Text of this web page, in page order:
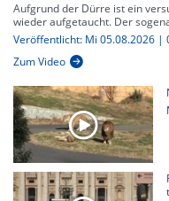
Aufgrund der Dürre ist ein
wieder aufgetaucht. Der
Veröffentlicht: Mi 05.08.2026 |
Zum Video